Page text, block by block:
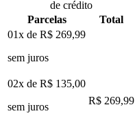
de crédito
Parcelas
Total
01x de R$ 269,99
sem juros
02x de R$ 135,00
sem juros
R$ 269,99